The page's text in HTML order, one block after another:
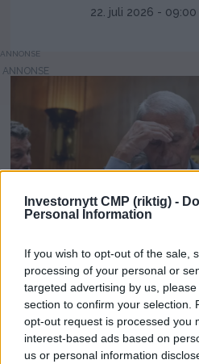
Investornytt CMP (riktig) -
Personal Information
If you wish to opt-out of the sale,
processing of your personal or
targeted advertising by us,
section to confirm your selection.
opt-out request is processed you
interest-based ads based on
us or personal information
22. juli 2026 - 09:00
ANNONSE
Fauci holdes
Kongressen